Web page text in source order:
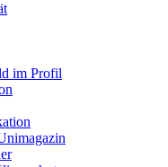
im Profil